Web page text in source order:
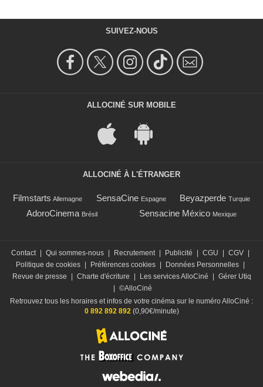
SUIVEZ-NOUS
ALLOCINÉ SUR MOBILE
ALLOCINÉ À L'ÉTRANGER
Filmstarts Allemagne SensaCine Espagne Beyazperde Turquie
AdoroCinema Brésil Sensacine México Mexique
Contact Qui sommes-nous Recrutement Publicité CGU CGV
Politique de cookies
Préférences cookies Données Personnelles
Revue de presse
Charte d'écriture Les services AlloCiné
Gérer Utiq
©AlloCiné
Retrouvez tous les horaires et infos de votre cinéma sur le numéro AlloCiné :
0 892 892 892(0,90€/minute)